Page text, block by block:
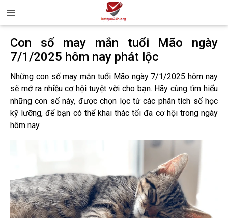
Con số may mắn tuổi Mão ngày
7/1/2025 hôm nay phát lộc
Những con số may mắn tuổi Mão ngày 7/1/2025 hôm nay
sẽ mở ra nhiều cơ hội tuyệt vời cho bạn. Hãy cùng tìm hiểu
những con số này, được chọn lọc từ các phân tích số học
kỹ lưỡng, để bạn có thể khai thác tối đa cơ hội trong ngày
hôm nay